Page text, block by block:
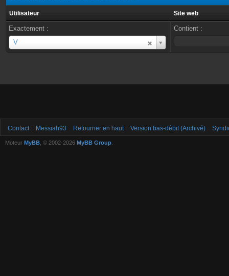
Utilisateur Site web
Exactement :
V
Utilisateur
Contient :
Contact Messiah93 Retourner en haut Version bas-débit (Archivé)
Moteur MyBB , © 2002-2026 MyBB Group